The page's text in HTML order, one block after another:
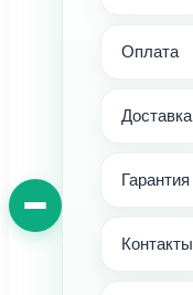
Оплата
Доставка
Гарантия
Контакты